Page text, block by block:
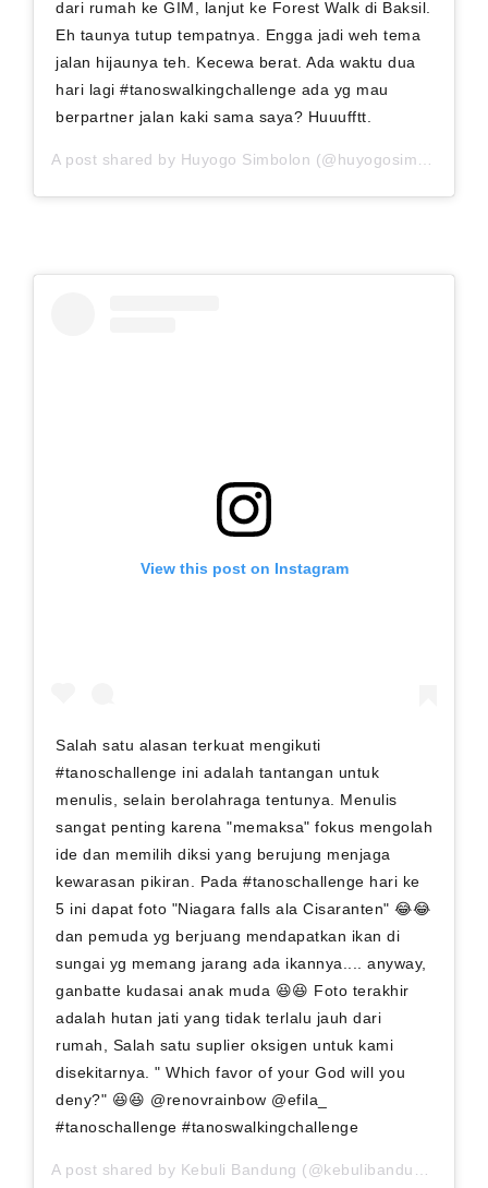
dari rumah ke GIM, lanjut ke Forest Walk di Baksil.
Eh taunya tutup tempatnya. Engga jadi weh tema
jalan hijaunya teh. Kecewa berat. Ada waktu dua
hari lagi #tanoswalkingchallenge ada yg mau
berpartner jalan kaki sama saya? Huuufftt.
A post shared by Huyogo Simbolon (@huyogosimbolon) on
View this post on Instagram
Salah satu alasan terkuat mengikuti
#tanoschallenge ini adalah tantangan untuk
menulis, selain berolahraga tentunya. Menulis
sangat penting karena "memaksa" fokus mengolah
ide dan memilih diksi yang berujung menjaga
kewarasan pikiran. Pada #tanoschallenge hari ke
5 ini dapat foto "Niagara falls ala Cisaranten" 😂😂
dan pemuda yg berjuang mendapatkan ikan di
sungai yg memang jarang ada ikannya.... anyway,
ganbatte kudasai anak muda 😆😆 Foto terakhir
adalah hutan jati yang tidak terlalu jauh dari
rumah, Salah satu suplier oksigen untuk kami
disekitarnya. " Which favor of your God will you
deny?" 😆😆 @renovrainbow @efila_
#tanoschallenge #tanoswalkingchallenge
A post shared by Kebuli Bandung (@kebulibandung) on